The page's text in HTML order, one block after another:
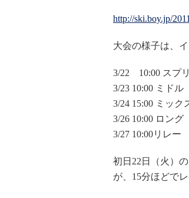
http://ski.boy.jp/
大会の様子は、
3/22 10:00 スプ
3/23 10:00 ミドル
3/24 15:00 ミック
3/26 10:00 ロング
3/27 10:00リレー
初日22日（火）
が、15分ほどで